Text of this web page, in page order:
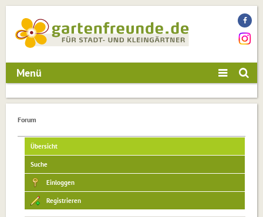
Menü
Forum
Übersicht
Suche
Einloggen
Registrieren